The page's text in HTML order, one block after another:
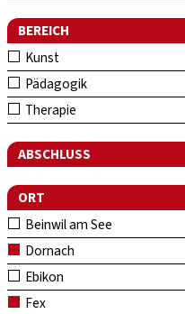
BEREICH
Kunst
Pädagogik
Therapie
ABSCHLUSS
ORT
Beinwil am See
Dornach
Ebikon
Fex